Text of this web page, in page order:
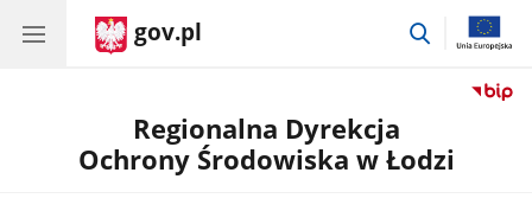
gov.pl
przejdź
Regionalna Dyrekcja
Ochrony Środowiska w Łodzi